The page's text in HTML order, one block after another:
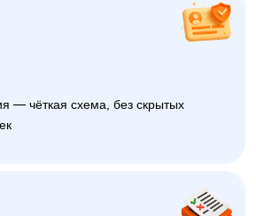
— чёткая схема, без скрытых